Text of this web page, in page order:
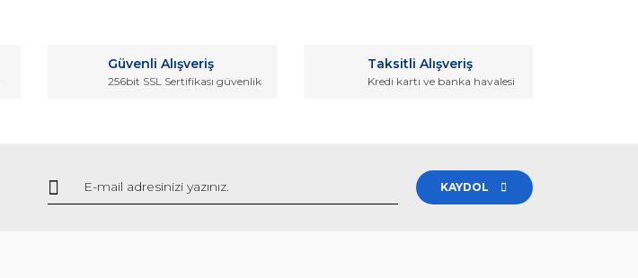
Güvenli Alışveriş
256bit SSL Sertifikası güvenlik
Taksitli Alışveriş
Kredi kartı ve banka havalesi
KAYDOL